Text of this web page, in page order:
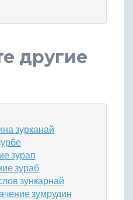
другие
зурканай
зурап
зураб
зункарнай
зумрудин